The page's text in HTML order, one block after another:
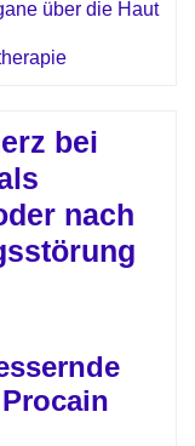
über die Haut
bei
nach